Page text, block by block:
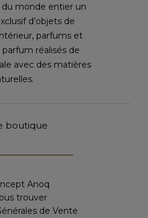
du monde entier un
d’objets de
parfums et
réalisés de
avec des matières
boutique
Anoq
trouver
de Vente